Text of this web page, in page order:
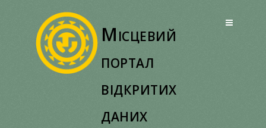
Місцевий
портал
відкритих
даних